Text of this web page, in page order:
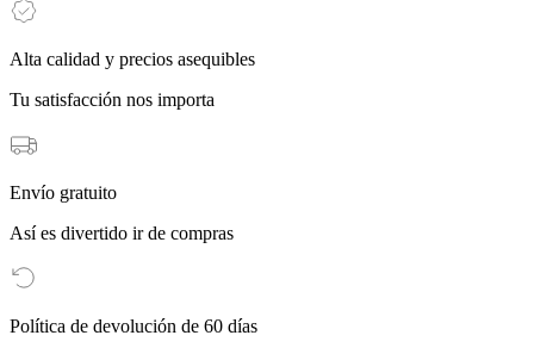
Alta calidad y precios asequibles
Tu satisfacción nos importa
Envío gratuito
Así es divertido ir de compras
Política de devolución de 60 días